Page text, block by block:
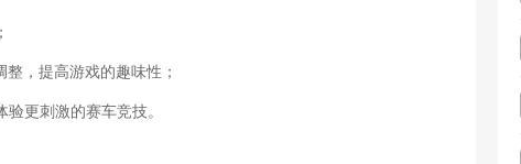
，提高游戏的趣味性；
更刺激的赛车竞技。